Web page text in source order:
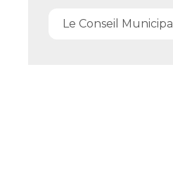
Le Conseil Municipal